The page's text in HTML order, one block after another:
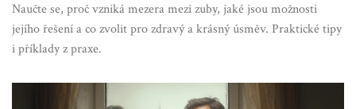
Naučte se, proč vzniká mezera mezi zuby, jaké jsou možnosti
jejího řešení a co zvolit pro zdravý a krásný úsměv. Praktické tipy
i příklady z praxe.